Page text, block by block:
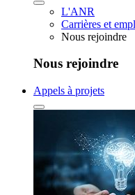
L'ANR
Carrières et
Nous rejoindre
Nous rejoindre
Appels à projets